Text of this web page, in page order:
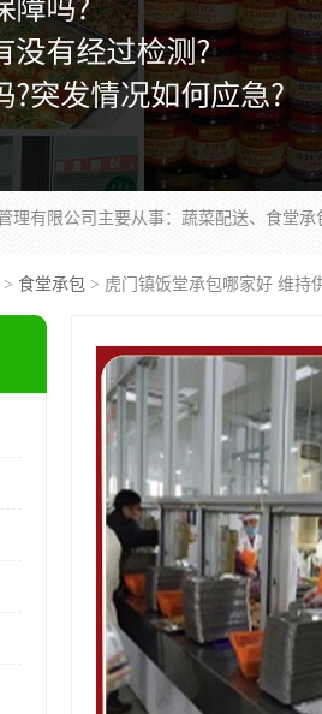
> 食堂承包 > 虎门镇饭堂承包哪家好 维持